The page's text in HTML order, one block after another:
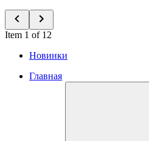
Item 1 of 12
Новинки
Главная